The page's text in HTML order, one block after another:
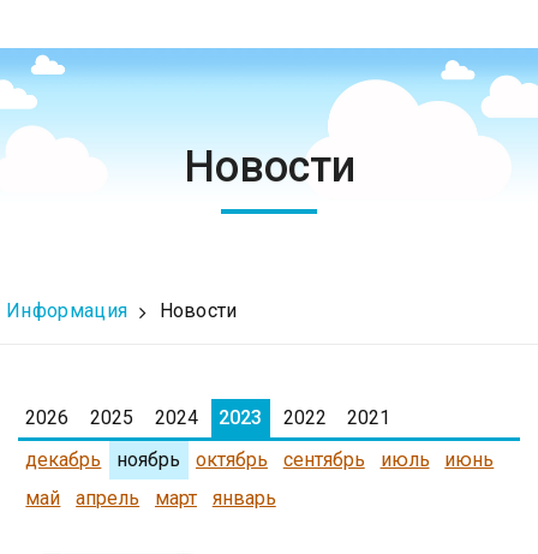
Новости
Информация Новости
2026 2025 2024 2023 2022
2021
декабрь
ноябрь октябрь сентябрь июль
июнь
май
апрель март январь